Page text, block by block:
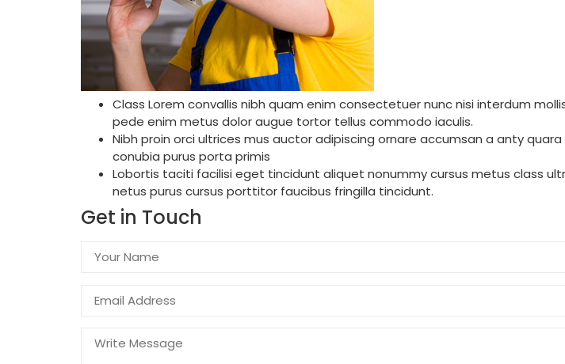
Class Lorem convallis nibh quam enim consectetuer nunc nisi interdum
pede enim metus dolor augue tortor tellus commodo iaculis.
Nibh proin orci ultrices mus auctor adipiscing ornare accumsan a anty
conubia purus porta primis
Lobortis taciti facilisi eget tincidunt aliquet nonummy cursus metus class
netus purus cursus porttitor faucibus fringilla tincidunt.
Get in Touch